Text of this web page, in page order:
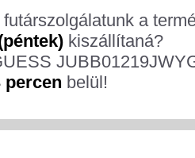
a
kiszállítaná?
percen belül!